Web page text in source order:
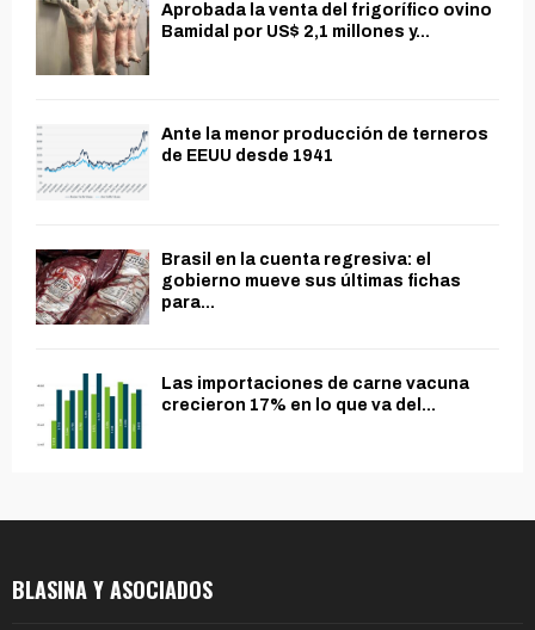
Aprobada la venta del frigorífico ovino
Bamidal por US$ 2,1 millones y...
Ante la menor producción de terneros
de EEUU desde 1941
Brasil en la cuenta regresiva: el
gobierno mueve sus últimas fichas
para...
Las importaciones de carne vacuna
crecieron 17% en lo que va del...
BLASINA Y ASOCIADOS